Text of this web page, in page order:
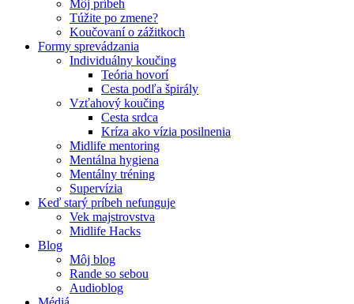
Môj príbeh
Túžite po zmene?
Koučovaní o zážitkoch
Formy sprevádzania
Individuálny koučing
Teória hovorí
Cesta podľa špirály
Vzťahový koučing
Cesta srdca
Kríza ako vízia posilnenia
Midlife mentoring
Mentálna hygiena
Mentálny tréning
Supervízia
Keď starý príbeh nefunguje
Vek majstrovstva
Midlife Hacks
Blog
Môj blog
Rande so sebou
Audioblog